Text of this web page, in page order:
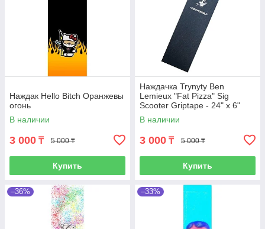
Наждак Hello Bitch Оранжевы
огонь
В наличии
3 000 ₸ 5 000 ₸
Купить
Наждачка Trynyty Ben
Lemieux "Fat Pizza" Sig
Scooter Griptape - 24" x 6"
В наличии
3 000 ₸ 5 000 ₸
Купить
–36% –33%